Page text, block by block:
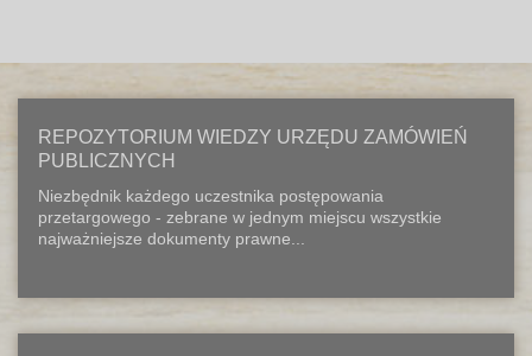
REPOZYTORIUM WIEDZY URZĘDU ZAMÓWIEŃ
PUBLICZNYCH
Niezbędnik każdego uczestnika postępowania
przetargowego - zebrane w jednym miejscu wszystkie
najważniejsze dokumenty prawne...